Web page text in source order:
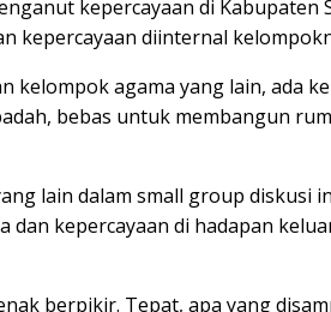
kepercayaan di
kepercayaan diinternal
kelompok agama yang lain, ada
bebas untuk membangun
lain dalam small group diskusi
kepercayaan di hadapan
berpikir. Tepat, apa yang